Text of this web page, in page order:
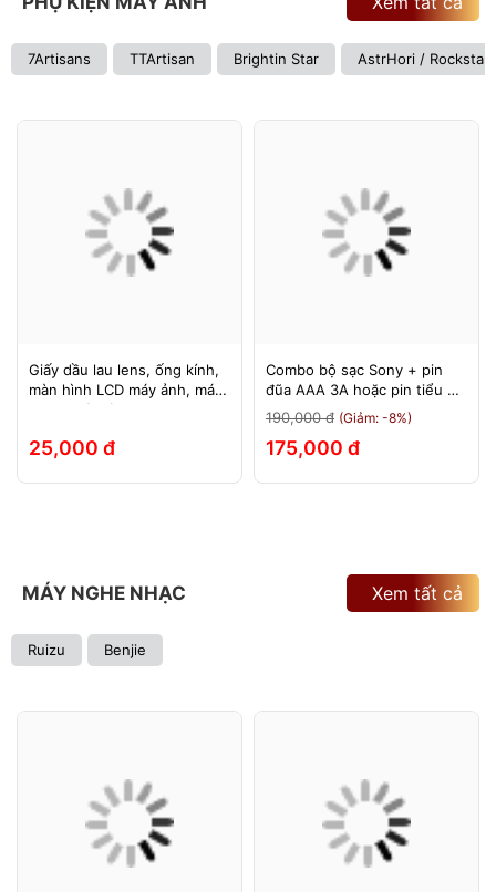
7Artisans TTArtisan Brightin Star AstrHori / Rockstar
Giấy dầu lau lens, ống kính,
màn hình LCD máy ảnh, máy
quay, máy tính, laptop, điện
25,000 đ
Combo bộ sạc Sony + pin
đũa AAA 3A hoặc pin tiểu AA
2A Sony 1.5v
190,000 đ (Giảm: -8%)
175,000 đ
MÁY NGHE NHẠC
Ruizu Benjie
Xem tất cả